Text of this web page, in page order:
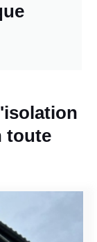
toute